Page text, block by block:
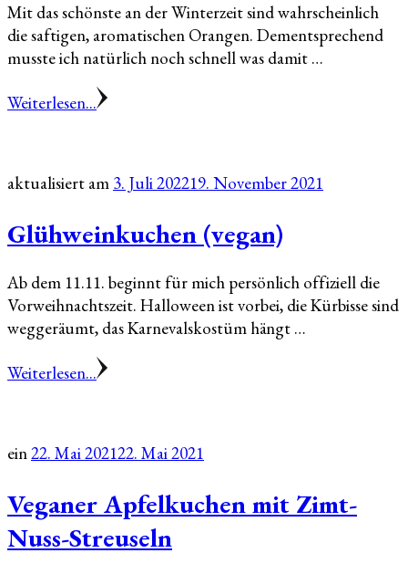
Mit das schönste an der Winterzeit sind wahrscheinlich
die saftigen, aromatischen Orangen. Dementsprechend
musste ich natürlich noch schnell was damit …
Weiterlesen...
aktualisiert am 3. Juli 202219. November 2021
Glühweinkuchen (vegan)
Ab dem 11.11. beginnt für mich persönlich offiziell die
Vorweihnachtszeit. Halloween ist vorbei, die Kürbisse sind
weggeräumt, das Karnevalskostüm hängt …
Weiterlesen...
ein22. Mai 202122. Mai 2021
Veganer Apfelkuchen mit Zimt-
Nuss-Streuseln